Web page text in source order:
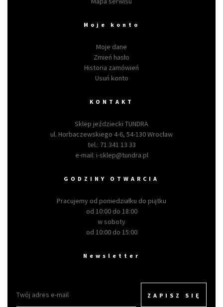
Moje konto
Moje dane
Zmień hasło
Historia zamówień
Usuń konto
KONTAKT
Sklep jeździecki TUNDRA
ul. Horbaczewskiego 4-6, 54-130 Wrocław
tel.: 71 341 13 33
e-mail: i-sklep@tundra.pl
GODZINY OTWARCIA
Pracujemy od poniedziałku do piątku
od 10:00 do 18:00
w soboty
od 10:00 do 15:00
Newsletter
ZAPISZ SIĘ